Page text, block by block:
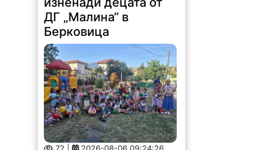
72 | 2026-08-06 09:24:26
Децата от ДГ „Малина“-
Берковица преживяха един
незабравим ден, изпълнен с
усмивки, игри и положителни